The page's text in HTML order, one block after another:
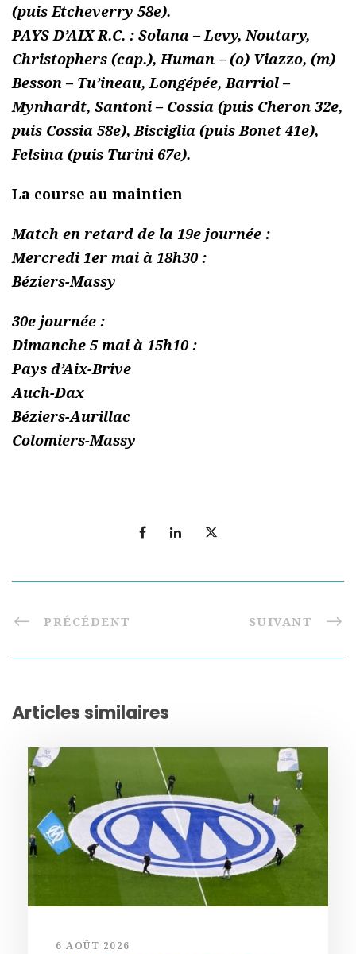
(puis Etcheverry 58e).
PAYS D’AIX R.C. : Solana – Levy, Noutary,
Christophers (cap.), Human – (o) Viazzo, (m)
Besson – Tu’ineau, Longépée, Barriol –
Mynhardt, Santoni – Cossia (puis Cheron 32e,
puis Cossia 58e), Bisciglia (puis Bonet 41e),
Felsina (puis Turini 67e).
La course au maintien
Match en retard de la 19e journée :
Mercredi 1er mai à 18h30 :
Béziers-Massy
30e journée :
Dimanche 5 mai à 15h10 :
Pays d’Aix-Brive
Auch-Dax
Béziers-Aurillac
Colomiers-Massy
PRÉCÉDENT SUIVANT
Articles similaires
6 AOÛT 2026